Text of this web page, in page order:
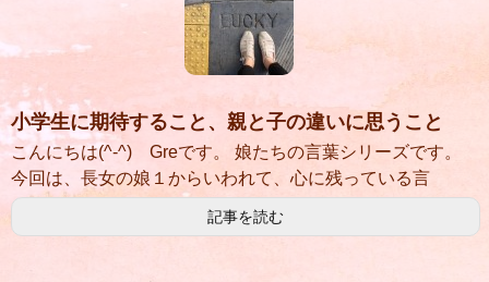
小学生に期待すること、親と子の違いに思うこと
こんにちは(^-^) Greです。 娘たちの言葉シリーズです。
今回は、長女の娘１からいわれて、心に残っている言
記事を読む